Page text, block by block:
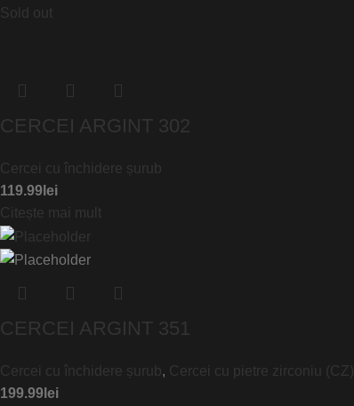
Sold out
CERCEI ARGINT 302
Cercei cu închidere șurub
119.99 lei
Citește mai mult
CERCEI ARGINT 351
Cercei cu închidere șurub, Cercei cu pietre zirconiu (CZ)
199.99 lei